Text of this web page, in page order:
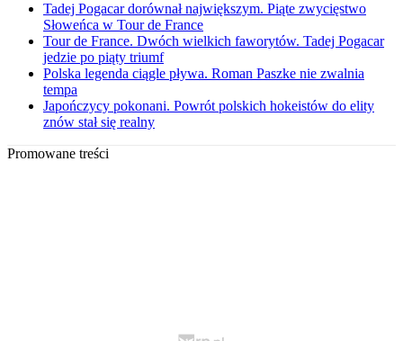
Tadej Pogacar dorównał największym. Piąte zwycięstwo
Słoweńca w Tour de France
Tour de France. Dwóch wielkich faworytów. Tadej Pogacar
jedzie po piąty triumf
Polska legenda ciągle pływa. Roman Paszke nie zwalnia
tempa
Japończycy pokonani. Powrót polskich hokeistów do elity
znów stał się realny
Promowane treści